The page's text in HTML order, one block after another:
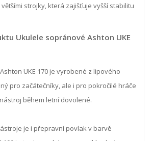
strojky, která zajišťuje vyšší stabilitu
Ukulele sopránové Ashton UKE
UKE 170 je vyrobené z lipového
pro začátečníky, ale i pro pokročilé hráče
během letní dovolené.
je i přepravní povlak v barvě